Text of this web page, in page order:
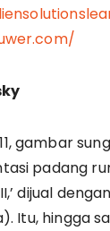
gambar
padang
dijual
Itu, hingga